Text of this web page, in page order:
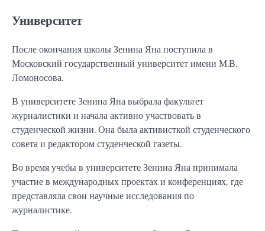
Университет
После окончания школы Зенина Яна поступила в
Московский государственный университет имени М.В.
Ломоносова.
В университете Зенина Яна выбрала факультет
журналистики и начала активно участвовать в
студенческой жизни. Она была активисткой студенческого
совета и редактором студенческой газеты.
Во время учебы в университете Зенина Яна принимала
участие в международных проектах и конференциях, где
представляла свои научные исследования по
журналистике.